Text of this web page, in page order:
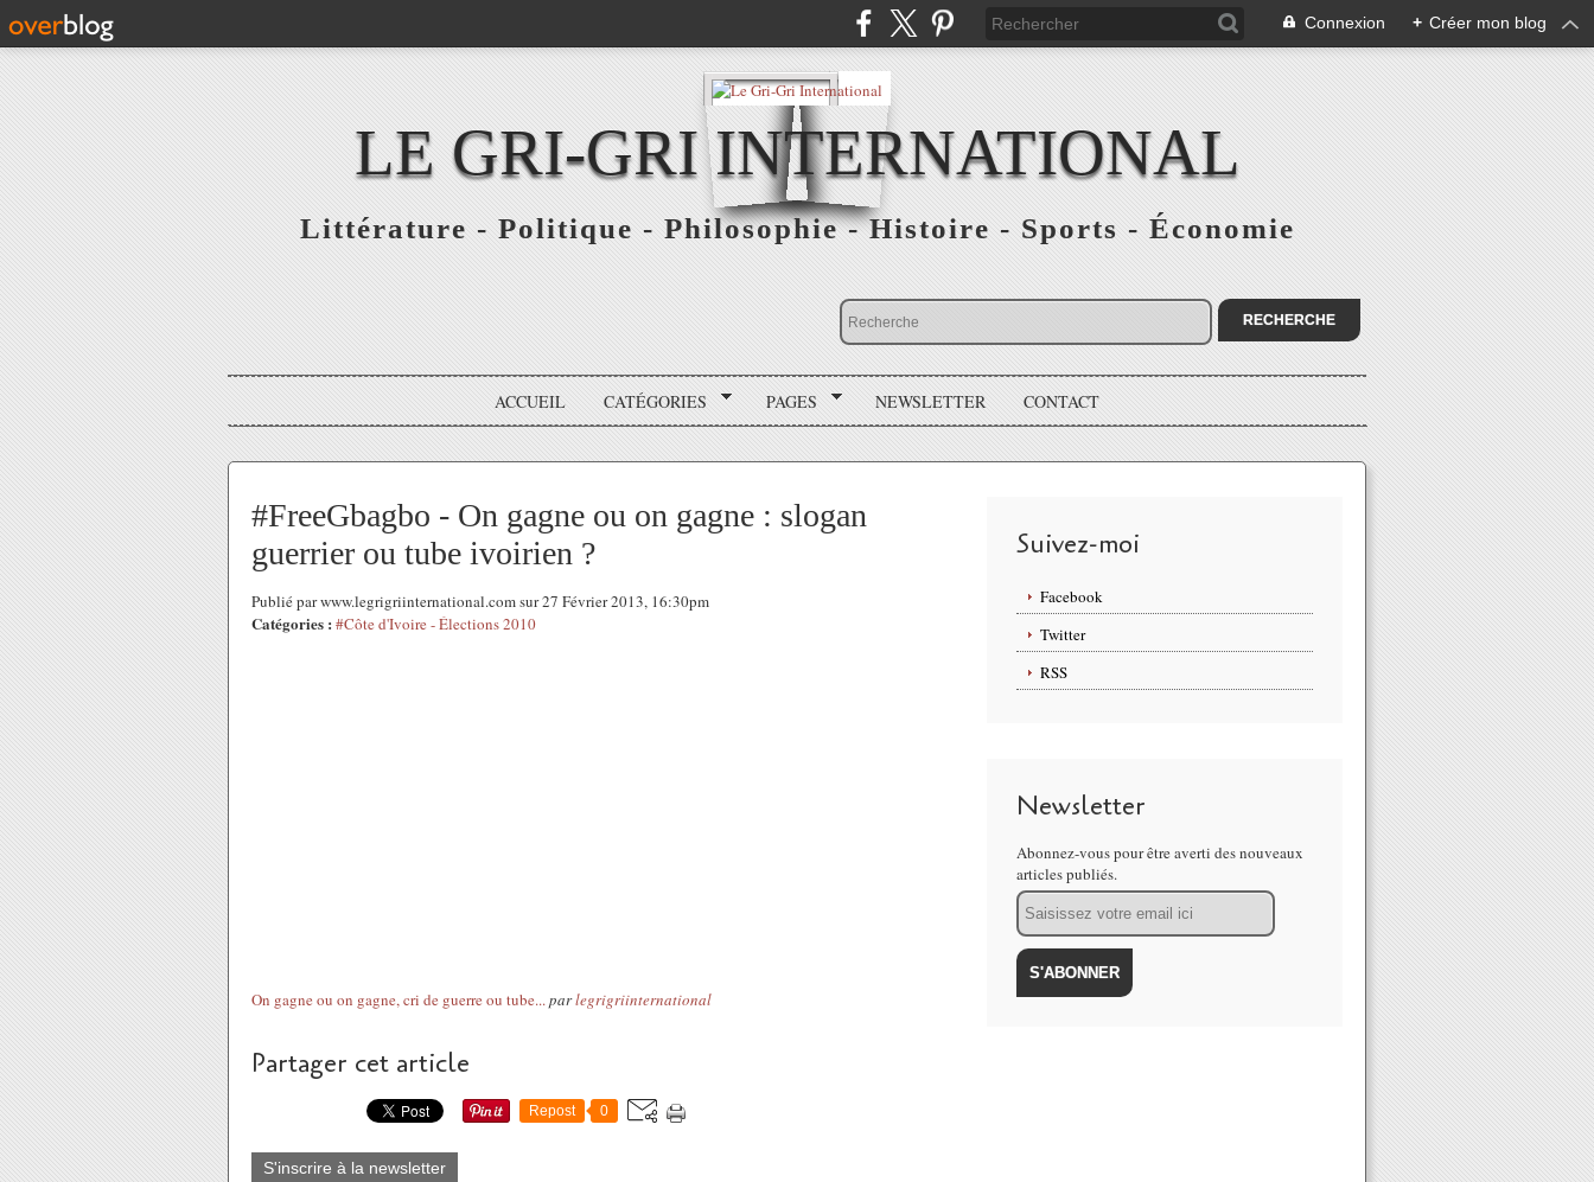
Connexion + Créer mon blog
LE GRI-GRI INTERNATIONAL
Littérature - Politique - Philosophie - Histoire - Sports - Économie
ACCUEIL CATÉGORIES PAGES NEWSLETTER CONTACT
#FreeGbagbo - On gagne ou on gagne : slogan
guerrier ou tube ivoirien ?
Publié par www.legrigriinternational.com sur 27 Février 2013, 16:30pm
Catégories : #Côte d'Ivoire - Élections 2010
On gagne ou on gagne, cri de guerre ou tube...parlegrigriinternational
Partager cet article
Repost 0
S'inscrire à la newsletter
Suivez-moi
Facebook
Twitter
RSS
Newsletter
Abonnez-vous pour être averti des nouveaux
articles publiés.
Email